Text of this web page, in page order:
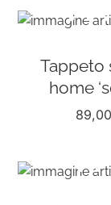
Tappeto
home
89,00